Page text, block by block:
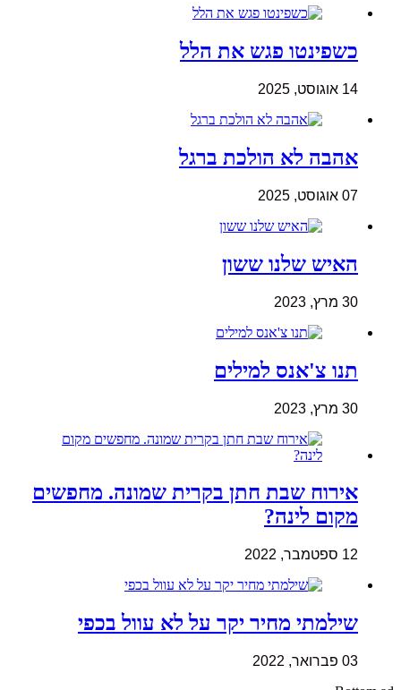
כשפינטו פגש את הלל
14 אוגוסט, 2025
אהבה לא הולכת ברגל
07 אוגוסט, 2025
האיש שלנו ששון
30 מרץ, 2023
תנו צ'אנס למילים
30 מרץ, 2023
אירוח שבת חתן בקרית שמונה. מחפשים
מקום לינה?
12 ספטמבר, 2022
שילמתי מחיר יקר על לא עוול בכפי
03 פברואר, 2022